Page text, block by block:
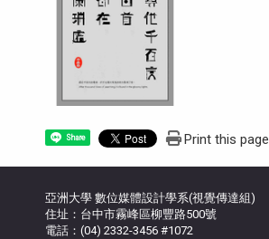
Share Print this page
亞洲大學 數位媒體設計學系(視覺傳達組)
住址：台中市霧峰區柳豐路500號
電話：(04) 2332-3456 #1072